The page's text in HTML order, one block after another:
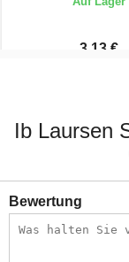
3,13 €
Ib Laursen
Bewertung